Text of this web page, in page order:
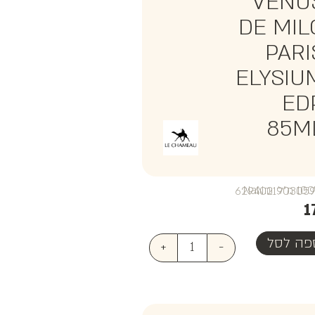
DE
₪NaN
-
+ לסל